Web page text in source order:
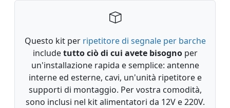
Questo kit per ripetitore di segnale per barche
includetutto ciò di cui avete bisognoper
un'installazione rapida e semplice: antenne
interne ed esterne, cavi, un'unità ripetitore e
supporti di montaggio. Per vostra comodità,
sono inclusi nel kit alimentatori da 12V e 220V.